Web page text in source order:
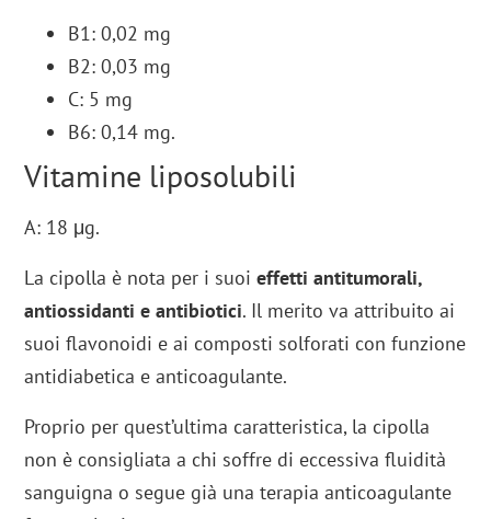
B1: 0,02 mg
B2: 0,03 mg
C: 5 mg
B6: 0,14 mg.
Vitamine liposolubili
A: 18 μg.
La cipolla è nota per i suoieffetti antitumorali,
antiossidanti e antibiotici. Il merito va attribuito ai
suoi flavonoidi e ai composti solforati con funzione
antidiabetica e anticoagulante.
Proprio per quest’ultima caratteristica, la cipolla
non è consigliata a chi soffre di eccessiva fluidità
sanguigna o segue già una terapia anticoagulante